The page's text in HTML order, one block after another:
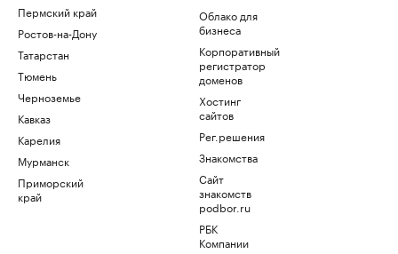
Пермский край
Ростов-на-Дону
Татарстан
Тюмень
Черноземье
Кавказ
Карелия
Мурманск
Приморский
край
Облако для
бизнеса
Корпоративный
регистратор
доменов
Хостинг
сайтов
Рег.решения
Знакомства
Сайт
знакомств
podbor.ru
РБК
Компании